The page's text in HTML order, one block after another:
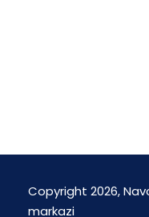
Copyright 2026,
markazi